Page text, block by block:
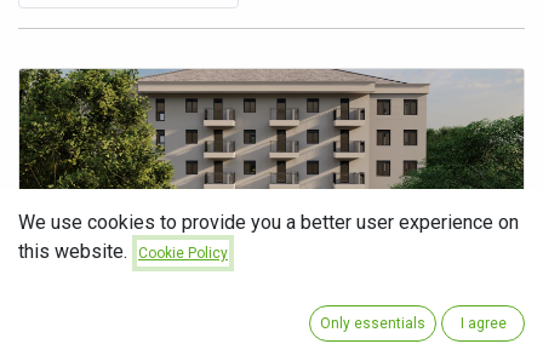
Tološi Home
novi stambeni objekat u Tološima , koji kombinuje savremeni dizajn i
funkcionalnost, nudeći stanarima savršenu ravnotežu udobnosti i lu...
We use cookies to provide you a better user experience on
this website.
Cookie Policy
Only essentials I agree